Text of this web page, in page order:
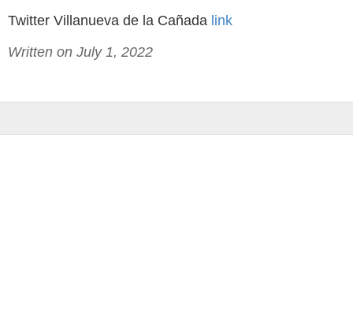
Twitter Villanueva de la Cañada link
Written on July 1, 2022